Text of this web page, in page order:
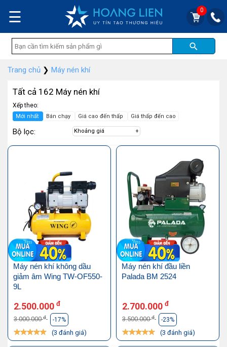
☰ 0
Trang chủ ❯ Máy nén khí
Tất cả 162 Máy nén khí
Xếp theo:
Mới nhất Bán chạy Giá cao đến thấp Giá thấp đến cao
Bộ lọc: Khoảng giá
Máy nén khí không dầu
giảm âm Wing TW-OF550-
9L
2.500.000 đ
3.000.000đ -17%
(3 đánh giá)
Máy nén khí đầu liền
Palada BM 2524
2.700.000 đ
3.500.000đ -23%
(3 đánh giá)